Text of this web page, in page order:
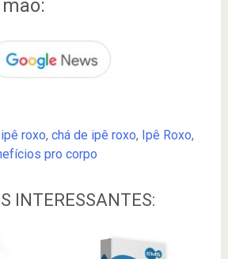
roxo, chá de ipê roxo, Ipê Roxo,
pro corpo
INTERESSANTES: